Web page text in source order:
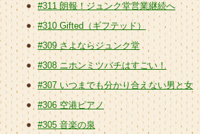
#311 朗報！ジュンク堂営業継続へ
#310 Gifted（ギフテッド）
#309 さよならジュンク堂
#308 ニホンミツバチはすごい！
#307 いつまでも分かり合えない男と女
#306 空港ピアノ
#305 音楽の泉